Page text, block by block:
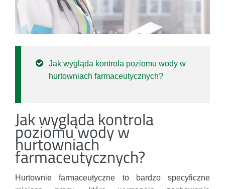
Jak wygląda kontrola poziomu wody w
hurtowniach farmaceutycznych?
Jak wygląda kontrola
poziomu wody w
hurtowniach
farmaceutycznych?
Hurtownie farmaceutyczne to bardzo specyficzne